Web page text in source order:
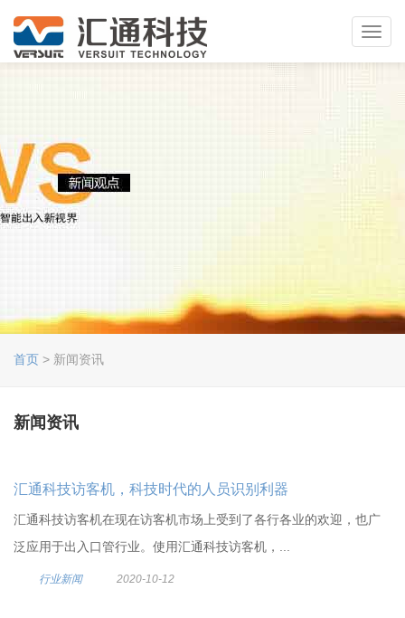
首页 > 新闻资讯
新闻资讯
汇通科技访客机，科技时代的人员识别利器
汇通科技访客机在现在访客机市场上受到了各行各业的欢迎，也广
泛应用于出入口管行业。使用汇通科技访客机，...
行业新闻 2020-10-12